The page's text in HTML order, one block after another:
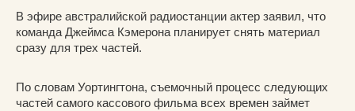
В эфире австралийской радиостанции актер заявил, что
команда Джеймса Кэмерона планирует снять материал
сразу для трех частей.
По словам Уортингтона, съемочный процесс следующих
частей самого кассового фильма всех времен займет